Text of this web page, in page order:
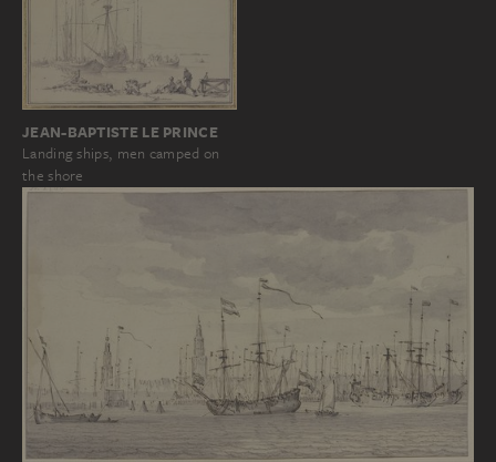
JEAN-BAPTISTE LE PRINCE
Landing ships, men camped on
the shore